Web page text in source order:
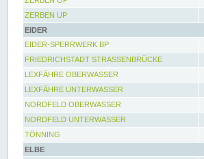
ZERBEN UP
EIDER
EIDER-SPERRWERK BP
FRIEDRICHSTADT STRASSENBRÜCKE
LEXFÄHRE OBERWASSER
LEXFÄHRE UNTERWASSER
NORDFELD OBERWASSER
NORDFELD UNTERWASSER
TÖNNING
ELBE